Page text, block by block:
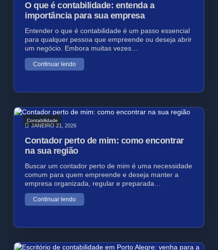
O que é contabilidade: entenda a
importância para sua empresa
Entender o que é contabilidade é um passo essencial
para qualquer pessoa que empreende ou deseja abrir
um negócio. Embora muitas vezes…
Continuar lendo
Contabilidade
JANEIRO 21, 2026
Contador perto de mim: como encontrar
na sua região
Buscar um contador perto de mim é uma necessidade
comum para quem empreende e deseja manter a
empresa organizada, regular e preparada…
Continuar lendo